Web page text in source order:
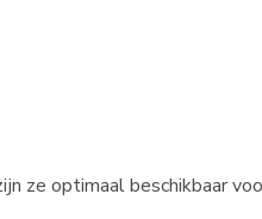
ze optimaal beschikbaar